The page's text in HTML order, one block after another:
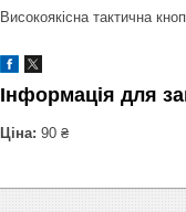
Високоякісна тактична
Інформація для
Ціна: 90 ₴